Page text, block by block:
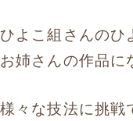
ひよこ組さんのひ
お姉さんの作品に
様々な技法に挑戦